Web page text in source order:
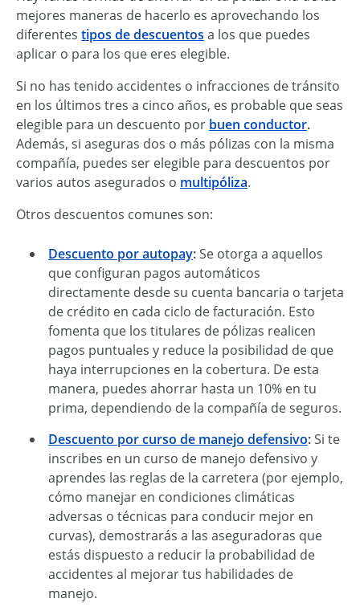
mejores maneras de hacerlo es aprovechando los
diferentes tipos de descuentos a los que puedes
aplicar o para los que eres elegible.
Si no has tenido accidentes o infracciones de tránsito
en los últimos tres a cinco años, es probable que seas
elegible para un descuento por buen conductor.
Además, si aseguras dos o más pólizas con la misma
compañía, puedes ser elegible para descuentos por
varios autos asegurados o multipóliza.
Otros descuentos comunes son:
Descuento por autopay:Se otorga a aquellos
que configuran pagos automáticos
directamente desde su cuenta bancaria o tarjeta
de crédito en cada ciclo de facturación. Esto
fomenta que los titulares de pólizas realicen
pagos puntuales y reduce la posibilidad de que
haya interrupciones en la cobertura. De esta
manera, puedes ahorrar hasta un 10% en tu
prima, dependiendo de la compañía de seguros.
Descuento por curso de manejo defensivo:Si te
inscribes en un curso de manejo defensivo y
aprendes las reglas de la carretera (por ejemplo,
cómo manejar en condiciones climáticas
adversas o técnicas para conducir mejor en
curvas), demostrarás a las aseguradoras que
estás dispuesto a reducir la probabilidad de
accidentes al mejorar tus habilidades de
manejo.